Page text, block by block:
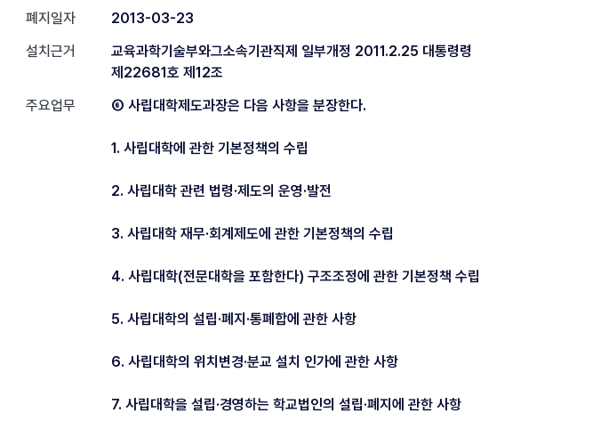
폐지일자
2013-03-23
설치근거
교육과학기술부와그소속기관직제 일부개정 2011.2.25 대통령령
제22681호 제12조
주요업무
⑥ 사립대학제도과장은 다음 사항을 분장한다.
1. 사립대학에 관한 기본정책의 수립
2. 사립대학 관련 법령·제도의 운영·발전
3. 사립대학 재무·회계제도에 관한 기본정책의 수립
4. 사립대학(전문대학을 포함한다) 구조조정에 관한 기본정책 수립
5. 사립대학의 설립·폐지·통폐합에 관한 사항
6. 사립대학의 위치변경·분교 설치 인가에 관한 사항
7. 사립대학을 설립·경영하는 학교법인의 설립·폐지에 관한 사항